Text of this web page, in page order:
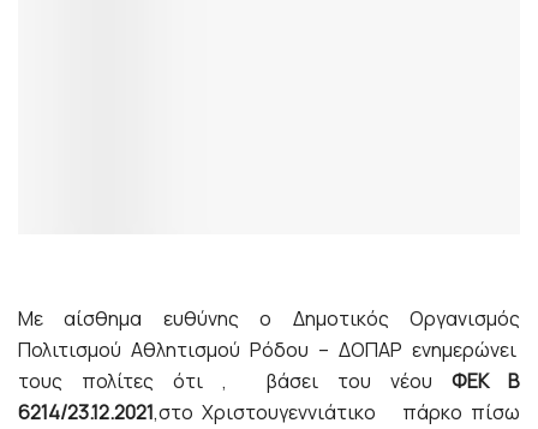
Με αίσθημα ευθύνης ο Δημοτικός Οργανισμός
Πολιτισμού Αθλητισμού Ρόδου – ΔΟΠΑΡ ενημερώνει
τους πολίτες ότι , βάσει του νέου ΦΕΚ Β
6214/23.12.2021,στο Χριστουγεννιάτικο πάρκο πίσω